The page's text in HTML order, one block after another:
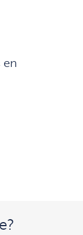
en